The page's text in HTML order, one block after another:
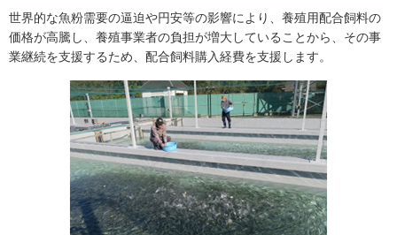
世界的な魚粉需要の逼迫や円安等の影響により、養殖用配合飼料の
価格が高騰し、養殖事業者の負担が増大していることから、その事
業継続を支援するため、配合飼料購入経費を支援します。